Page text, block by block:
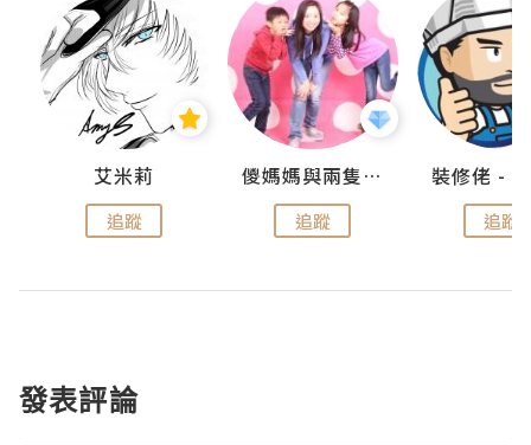
艾米莉
追蹤
儍媽媽與兩隻小魔怪之家
追蹤 追蹤
發表評論